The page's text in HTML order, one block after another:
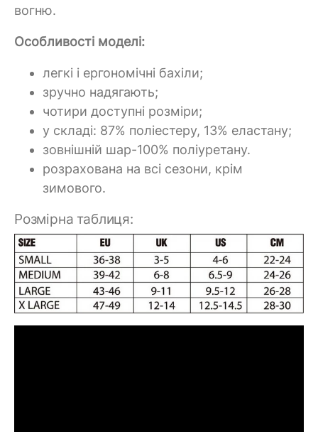
вогню.
Особливості моделі:
легкі і ергономічні бахіли;
зручно надягають;
чотири доступні розміри;
у складі: 87% поліестеру, 13% еластану;
зовнішній шар-100% поліуретану.
розрахована на всі сезони, крім
зимового.
Розмірна таблиця: